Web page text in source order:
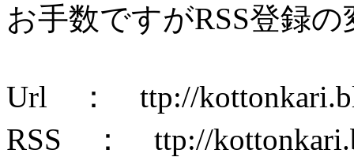
お手数ですがRSS登録
Url ： ttp://
RSS ： ttp://